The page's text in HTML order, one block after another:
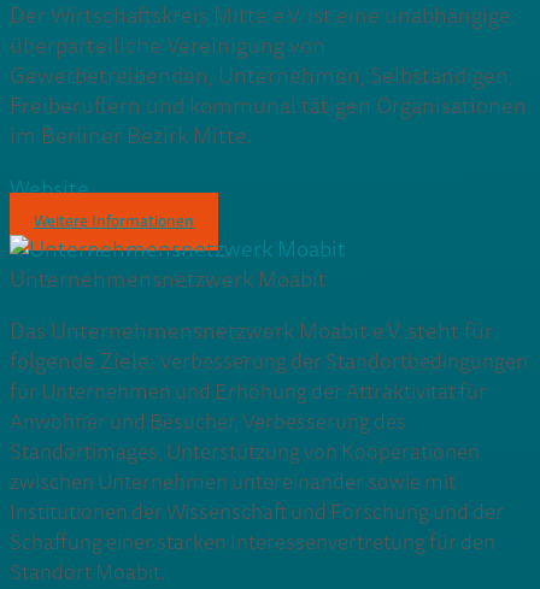
Der Wirtschaftskreis Mitte e.V. ist eine unabhängige,
überparteiliche Vereinigung von
Gewerbetreibenden, Unternehmen, Selbständigen,
Freiberuflern und kommunal tätigen Organisationen
im Berliner Bezirk Mitte.
Website
Weitere Informationen
Unternehmensnetzwerk Moabit
Das Unternehmensnetzwerk Moabit e.V. steht für
folgende Ziele: Verbesserung der Standortbedingungen
für Unternehmen und Erhöhung der Attraktivität für
Anwohner und Besucher, Verbesserung des
Standortimages, Unterstützung von Kooperationen
zwischen Unternehmen untereinander sowie mit
Institutionen der Wissenschaft und Forschung und der
Schaffung einer starken Interessenvertretung für den
Standort Moabit.